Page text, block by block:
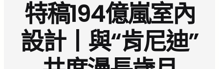
特稿194億嵐室內
設計丨與“肯尼迪”